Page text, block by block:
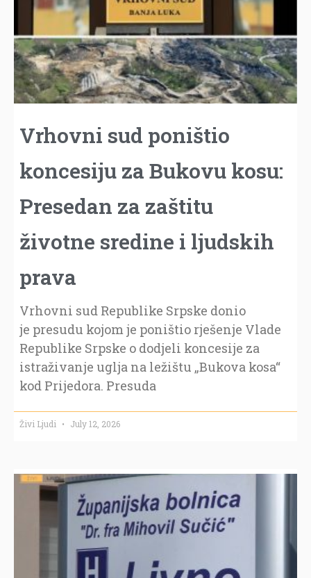
Vrhovni sud poništio
koncesiju za Bukovu kosu:
Presedan za zaštitu
životne sredine i ljudskih
prava
Vrhovni sud Republike Srpske donio
je presudu kojom je poništio rješenje Vlade
Republike Srpske o dodjeli koncesije za
istraživanje uglja na ležištu „Bukova kosa“
kod Prijedora. Presuda
Živi Ljudi July 12, 2026